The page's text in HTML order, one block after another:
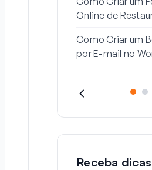
Online de
Como Criar um
por E-mail no
Receba